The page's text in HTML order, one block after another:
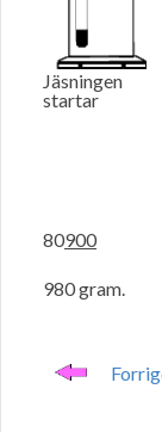
Jäsningen
startar
80900
980 gram.